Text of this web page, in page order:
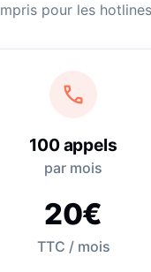
pour les
call
100 appels
par mois
20€
TTC / mois